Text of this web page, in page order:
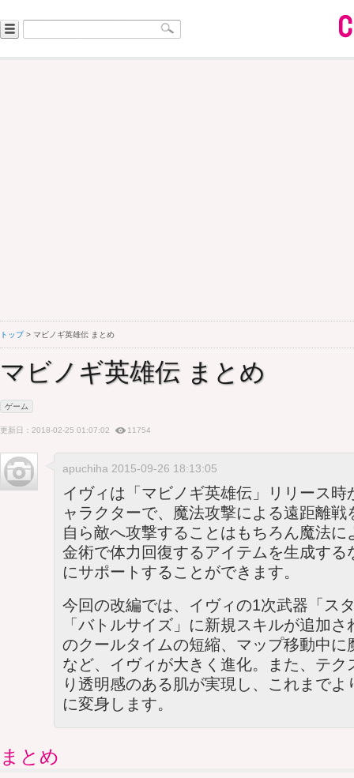
トップ> マビノギ英雄伝 まとめ
マビノギ英雄伝 まとめ
ゲーム
更新日：2018-02-25 01:07:02 11754
apuchiha 2015-09-26 18:13:05
イヴィは「マビノギ英雄伝」リリース
ャラクターで、魔法攻撃による遠距離
自ら敵へ攻撃することはもちろん魔法
金術で体力回復するアイテムを生成する
にサポートすることができます。
今回の改編では、イヴィの1次武器「ス
「バトルサイズ」に新規スキルが追加
のクールタイムの短縮、マップ移動中に
など、イヴィが大きく進化。また、テク
り透明感のある肌が実現し、これまで
に変身します。
まとめ